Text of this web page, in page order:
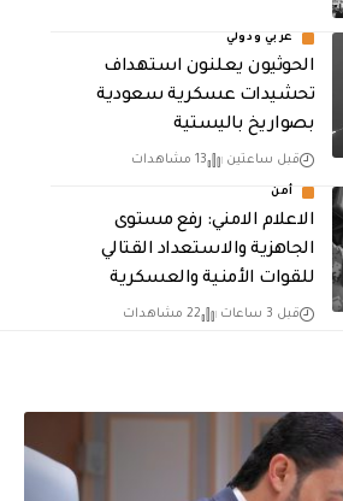
عربي ودولي
الحوثيون يعلنون استهداف
تحشيدات عسكرية سعودية
بصواريخ باليستية
قبل ساعتين 13 مشاهدات
أمن
الاعلام الامني: رفع مستوى
الجاهزية والاستعداد القتالي
للقوات الأمنية والعسكرية
قبل 3 ساعات 22 مشاهدات